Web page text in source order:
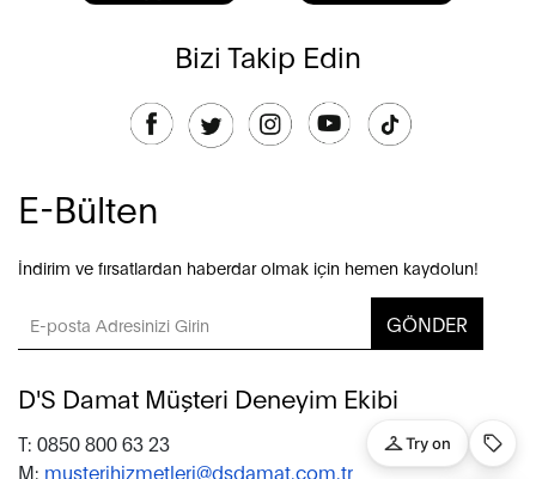
Bizi Takip Edin
E-Bülten
İndirim ve fırsatlardan haberdar olmak için hemen kaydolun!
GÖNDER
D'S Damat Müşteri Deneyim Ekibi
T: 0850 800 63 23
M: musterihizmetleri@dsdamat.com.tr